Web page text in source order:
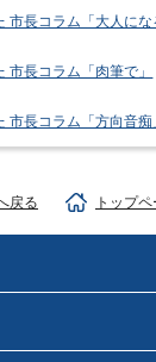
市長コラム「大人にな
長コラム「肉筆で」
市長コラム「方向音痴
戻る トップ